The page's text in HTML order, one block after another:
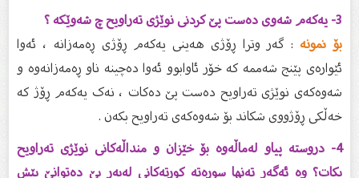
بۆ نمونە: گەر وترا ڕۆژى هەینى یەکەم ڕۆژى ڕەمەزانە ، ئەوا
ئێوارەى پێنج شەممە کە خۆر ئاوابوو ئەوا دەچینە ناو ڕەمەزانەوە و
شەوەکەى نوێژى تەراویح دەست پێ دەکات ، نەک یەکەم ڕۆژ کە
خەڵکى ڕۆژووى شکاند بۆ شەوەکەى تەراویح بکەن .
4- دروستە پیاو لەماڵەوە بۆ خێزان و منداڵەکانى نوێژى تەراویح
بکات؟ وە ئەگەر تەنها سورەتە کورتەکانى لەبەر بێ دەتوانێ پێش